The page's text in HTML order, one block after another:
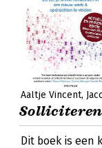
Aaltje Vincent
Dit boek is een